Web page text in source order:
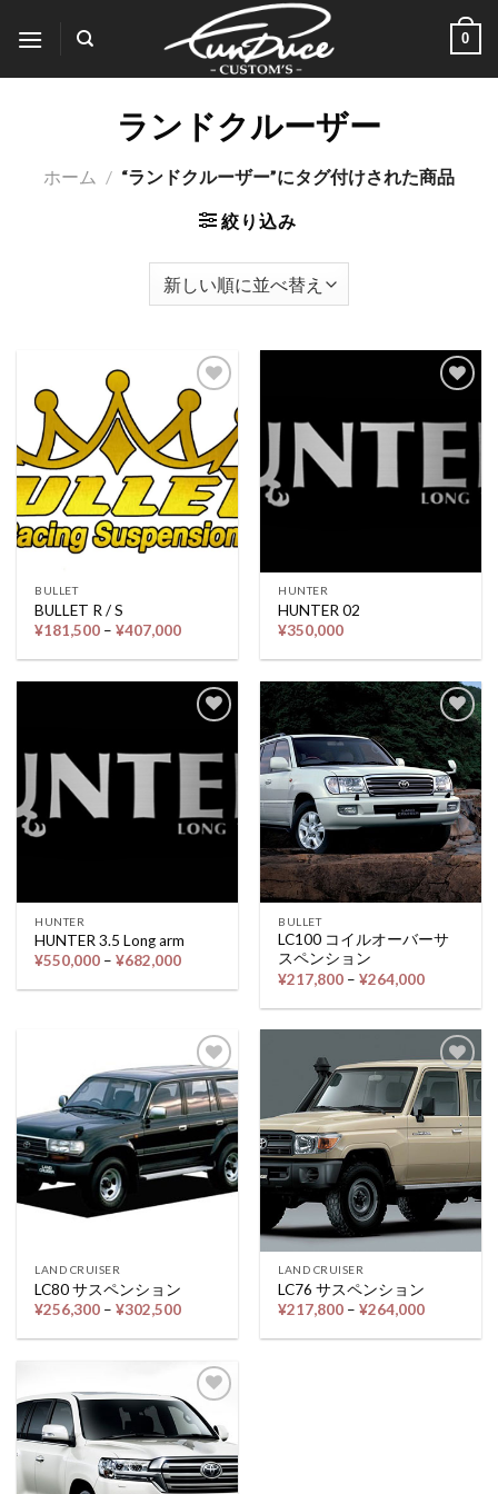
0
ランドクルーザー
ホーム / “ランドクルーザー”にタグ付けされた商品
絞り込み
Add to
wishlist
BULLET
BULLET R / S
¥181,500 –¥407,000価
帯:
–
¥407,000
Add to
wishlist
HUNTER
HUNTER 02
¥350,000
wishlist
HUNTER
HUNTER 3.5 Long arm
¥550,000 –¥682,000価
帯:
¥682,000
Add to
wishlist
BULLET
LC100 コイルオーバーサ
スペンション
¥217,800 –¥264,000価
帯:
–
¥264,000
Add to
wishlist
LAND CRUISER
LC80 サスペンション
¥256,300 –¥302,500価
帯:
¥302,500
Add to
wishlist
LAND CRUISER
LC76 サスペンション
¥217,800 –¥264,000価
帯:
Add to
wishlist